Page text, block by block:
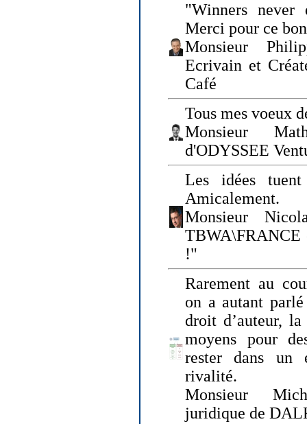
"Winners
Merci pour ce
Monsieur
Ecrivain et
Café
Tous mes voeux
Monsieur
d'ODYSSEE
Les idées
Amicalement.
Monsieur
TBWA\FRANCE
!"
Rarement au
on a autant
droit d’auteur,
moyens pour
rester dans un
rivalité.
Monsieur
juridique de